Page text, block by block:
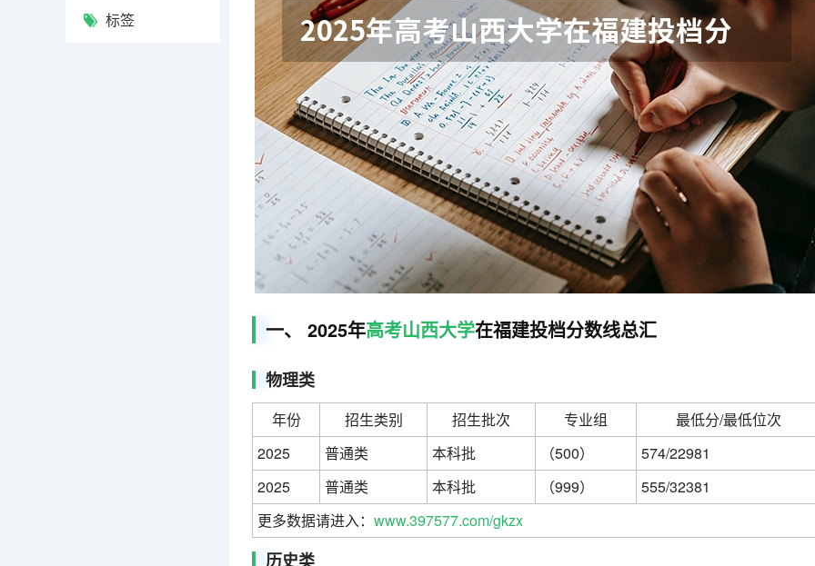
标签
一、 2025年高考山西大学在福建投档分数线总汇
物理类
年份 招生类别 招生批次 专业组
最低分/最低位次
2025
普通类 本科批 （500）
574/22981
2025
普通类 本科批 （999）
555/32381
更多数据请进入： www.397577.com/gkzx
历史类